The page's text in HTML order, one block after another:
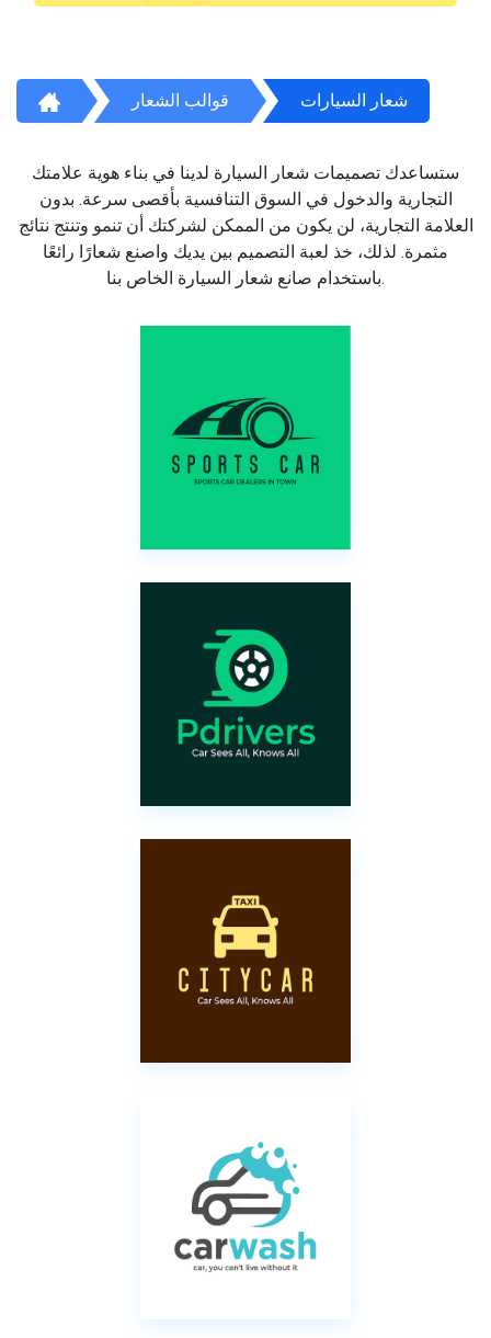
قوالب الشعار شعار السيارات
ستساعدك تصميمات شعار السيارة لدينا في بناء هوية علامتك
التجارية والدخول في السوق التنافسية بأقصى سرعة. بدون
العلامة التجارية، لن يكون من الممكن لشركتك أن تنمو وتنتج نتائج
مثمرة. لذلك، خذ لعبة التصميم بين يديك واصنع شعارًا رائعًا
باستخدام صانع شعار السيارة الخاص بنا.